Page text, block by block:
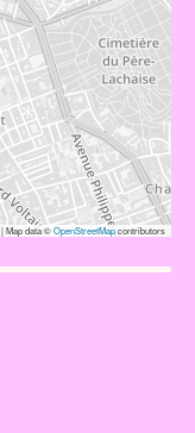
|Map data ©OpenStreetMapcontributors